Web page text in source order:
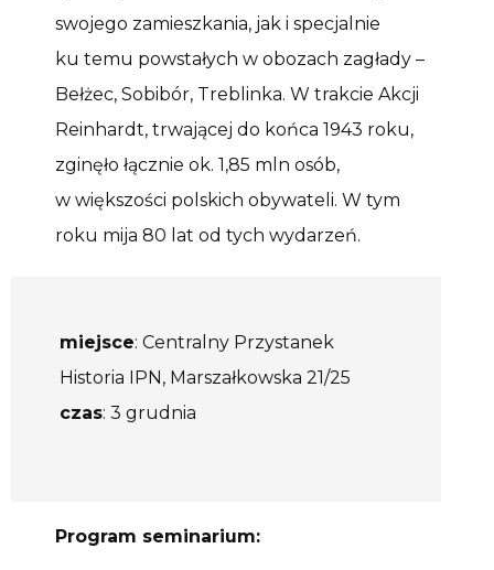
swojego zamieszkania, jak i specjalnie
ku temu powstałych w obozach zagłady –
Bełżec, Sobibór, Treblinka. W trakcie Akcji
Reinhardt, trwającej do końca 1943 roku,
zginęło łącznie ok. 1,85 mln osób,
w większości polskich obywateli. W tym
roku mija 80 lat od tych wydarzeń.
miejsce: Centralny Przystanek
Historia IPN, Marszałkowska 21/25
czas: 3 grudnia
Program seminarium: